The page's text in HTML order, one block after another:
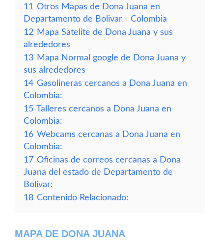
11 Otros Mapas de Dona Juana en
Departamento de Bolivar - Colombia
12 Mapa Satelite de Dona Juana y sus
alrededores
13 Mapa Normal google de Dona Juana y
sus alrededores
14 Gasolineras cercanos a Dona Juana en
Colombia:
15 Talleres cercanos a Dona Juana en
Colombia:
16 Webcams cercanas a Dona Juana en
Colombia:
17 Oficinas de correos cercanas a Dona
Juana del estado de Departamento de
Bolivar:
18 Contenido Relacionado:
MAPA DE DONA JUANA